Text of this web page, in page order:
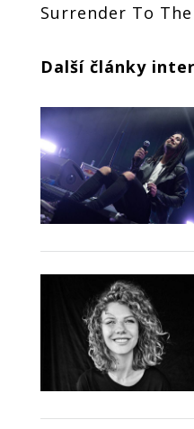
Surrender To
Další články